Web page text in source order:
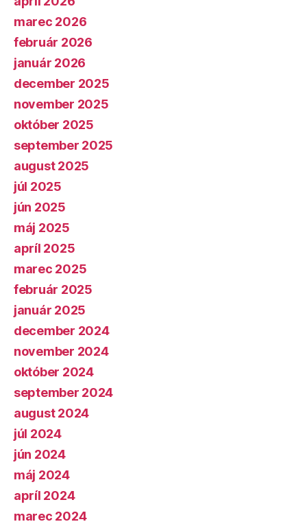
marec 2026
február 2026
január 2026
december 2025
november 2025
október 2025
september 2025
august 2025
júl 2025
jún 2025
máj 2025
apríl 2025
marec 2025
február 2025
január 2025
december 2024
november 2024
október 2024
september 2024
august 2024
júl 2024
jún 2024
máj 2024
apríl 2024
marec 2024